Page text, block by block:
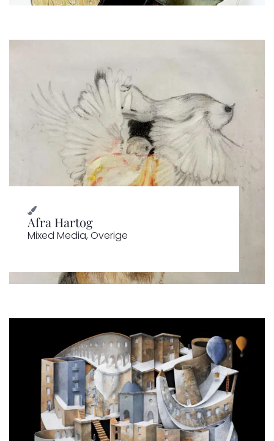
Afra Hartog
Mixed Media, Overige